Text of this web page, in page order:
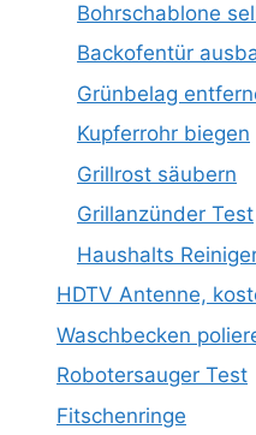
Bohrschablone
Backofentür
Grünbelag
Kupferrohr biegen
Grillrost säubern
Grillanzünder Test
Haushalts
HDTV Antenne,
Waschbecken
Robotersauger Test
Fitschenringe